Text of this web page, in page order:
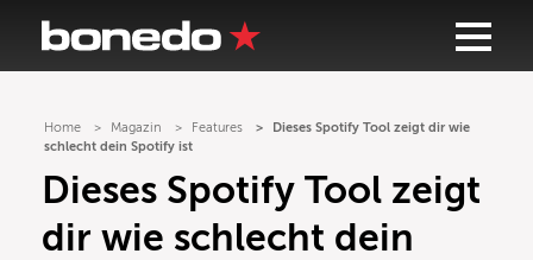
Home Magazin Features
Dieses Spotify Tool zeigt dir wie
schlecht dein Spotify ist
Dieses Spotify Tool zeigt
dir wie schlecht dein